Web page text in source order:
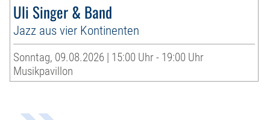
Uli Singer & Band
Jazz aus vier Kontinenten
Sonntag, 09.08.2026 | 15:00 Uhr - 19:00 Uhr
Musikpavillon